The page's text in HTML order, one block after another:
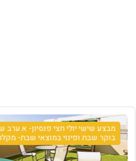
מבצע שישי יולי חצי פנסיון- א.ערב
בוקר שבת ופינוי במוצאי שבת-